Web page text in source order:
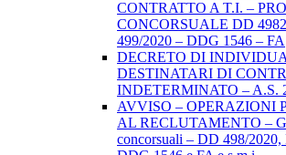
CONTRATTO A T.I. –
CONCORSUALE DD
499/2020 – DDG 1546 – FA
DECRETO DI
DESTINATARI DI
INDETERMINATO – A.S.
AVVISO – OPERAZIONI
AL RECLUTAMENTO –
concorsuali – DD 498/